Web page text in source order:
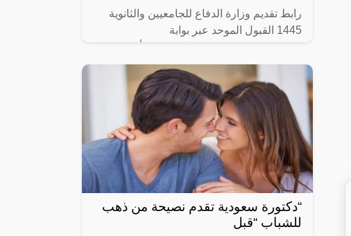
رابط تقديم وزارة الدفاع للجامعيين والثانوية
1445 القبول الموحد عبر بوابة
وزارة الدفاع بالمملكة العربية السعودية متمثلة
“دكتورة سعودية تقدم نصيحة من ذهب
للشباب “قبل